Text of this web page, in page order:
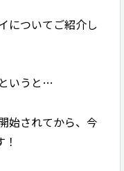
についてご紹介し
いうと…
始されてから、今